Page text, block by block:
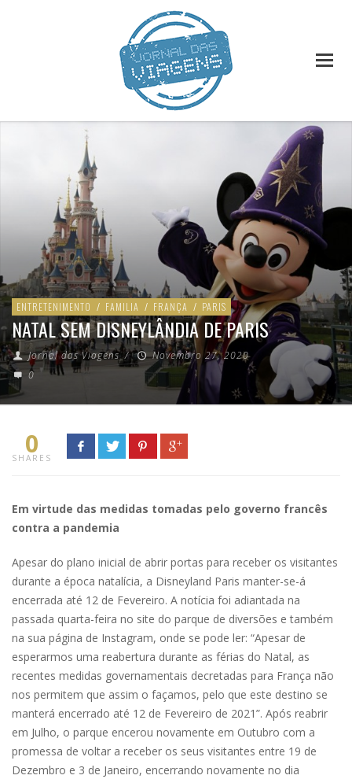
ENTRETENIMENTO / FAMILIA / FRANÇA / PARIS
NATAL SEM DISNEYLÂNDIA DE PARIS
Jornal das Viagens /
Novembro 27, 2020
0
0
SHARES
Em virtude das medidas tomadas pelo governo francês
contra a pandemia
Apesar do plano inicial de abrir portas para receber os visitantes
durante a época natalícia, a Disneyland Paris manter-se-á
encerrada até 12 de Fevereiro. A notícia foi adiantada na
passada quarta-feira no site do parque de diversões e também
na sua página de Instagram, onde se pode ler: “Apesar de
esperarmos uma reabertura durante as férias do Natal, as
recentes medidas governamentais decretadas para França não
nos permitem que assim o façamos, pelo que este destino se
manterá encerrado até 12 de Fevereiro de 2021”. Após reabrir
em Julho, o parque encerou novamente em Outubro com a
promessa de voltar a receber os seus visitantes entre 19 de
Dezembro e 3 de Janeiro, encerrando novamente no dia